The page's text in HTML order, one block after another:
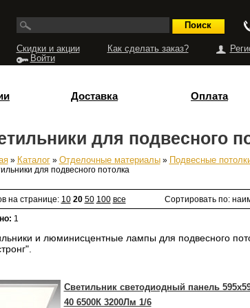
Скидки и акции Как сделать заказ?
Войти
Доставка Оплата
для подвесного
» Каталог» Отделочные материалы»
Подвесные
для подвесного потолка
на странице: 10 20 50 100 все Сортировать по:
1
и люминисцентные лампы для подвесного
Светильник светодиодный панель
40 6500К 3200Лм 1/6